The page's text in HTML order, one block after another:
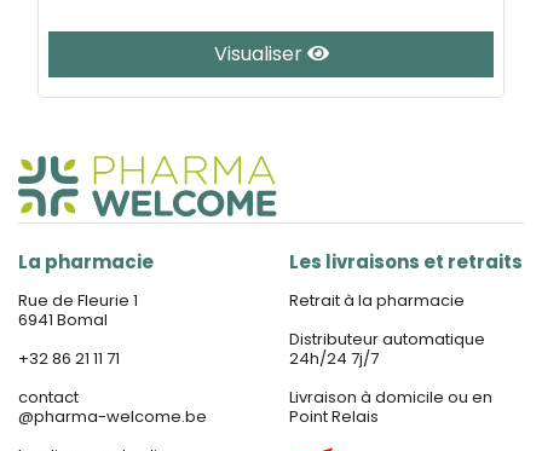
Visualiser
La pharmacie
Rue de Fleurie 1
6941 Bomal
+32 86 21 11 71
contact
@pharma-welcome.be
Les livraisons et retraits
Retrait à la pharmacie
Distributeur automatique
24h/24 7j/7
Livraison à domicile ou en
Point Relais